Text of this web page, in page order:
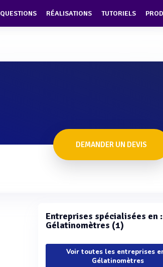
QUESTIONS RÉALISATIONS TUTORIELS
DEMANDER UN DEVIS
Entreprises spécialisées en :
Gélatinomètres (1)
Voir toutes les entreprises
Gélatinomètres